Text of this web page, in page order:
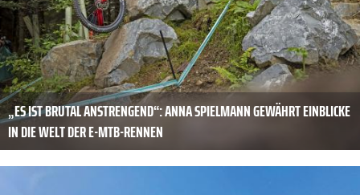
„ES IST BRUTAL ­ANSTRENGEND“: ANNA SPIELMANN GEWÄHRT EINBLICKE
IN DIE WELT DER E-MTB-RENNEN